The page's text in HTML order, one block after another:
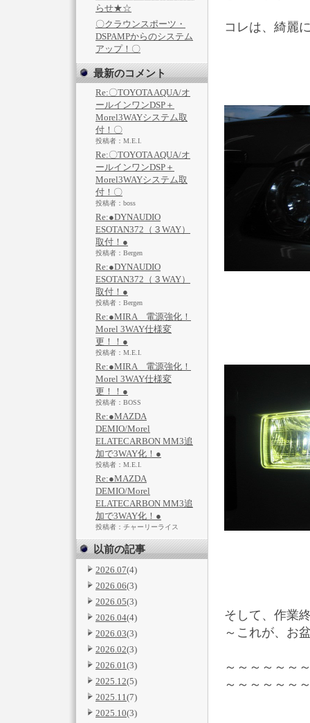
らせ★☆
〇クラウンスポーツ・
DSPAMPからのシステム
アップ！〇
最新のコメント
Re:〇TOYOTA AQUA/オ
ールインワンDSP＋
Morel3WAYシステム取
付！〇
投稿者：M.E.I.
Re:〇TOYOTA AQUA/オ
ールインワンDSP＋
Morel3WAYシステム取
付！〇
投稿者：boss
Re:●DYNAUDIO
ESOTAN372（３WAY）
取付！●
投稿者：Bergen
Re:●DYNAUDIO
ESOTAN372（３WAY）
取付！●
投稿者：Bergen
Re:●MIRA 電源強化！
Morel 3WAY仕様変
更！！●
投稿者：M.E.I.
Re:●MIRA 電源強化！
Morel 3WAY仕様変
更！！●
投稿者：BOSS
Re:●MAZDA
DEMIO/Morel
ELATECARBON MM3追
加で3WAY化！●
投稿者：M.E.I.
Re:●MAZDA
DEMIO/Morel
ELATECARBON MM3追
加で3WAY化！●
投稿者：チャーリーライス
以前の記事
2026.07(4)
2026.06(3)
2026.05(3)
2026.04(4)
2026.03(3)
2026.02(3)
2026.01(3)
2025.12(5)
2025.11(7)
2025.10(3)
コレは、綺麗
そして、作業
～これが、お
～～～～～～
～～～～～～